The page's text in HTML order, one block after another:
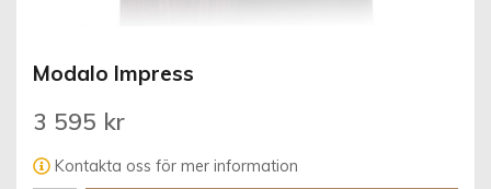
Modalo Impress
3 595 kr
Kontakta oss för mer information